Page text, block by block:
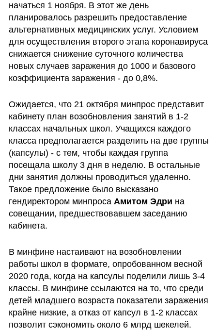
начаться 1 ноября. В этот же день
планировалось разрешить предоставление
альтернативных медицинских услуг. Условием
для осуществления второго этапа коронавируса
снижается снижение суточного количества
новых случаев заражения до 1000 и базового
коэффициента заражения - до 0,8%.
Ожидается, что 21 октября минпрос представит
кабинету план возобновления занятий в 1-2
классах начальных школ. Учащихся каждого
класса предполагается разделить на две группы
(капсулы) - с тем, чтобы каждая группа
посещала школу 3 дня в неделю. В остальные
дни занятия должны проводиться удаленно.
Такое предложение было высказано
гендиректором минпроса Амитом Эдри на
совещании, предшествовавшем заседанию
кабинета.
В минфине настаивают на возобновлении
работы школ в формате, опробованном весной
2020 года, когда на капсулы поделили лишь 3-4
классы. В минфине ссылаются на то, что среди
детей младшего возраста показатели заражения
крайне низкие, а отказ от капсул в 1-2 классах
позволит сэкономить около 6 млрд шекелей.